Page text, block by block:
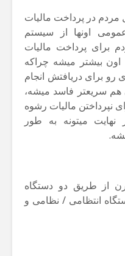
مردم در پرداخت مالیات
اونها از سیستم
برای پرداخت مالیات
اون بیشتر میشه چراکه
برای دریافتش انجام
هم سریعتر فاسد میشه،
نپرداختن مالیات رشوه
میتونه به طور
از طریق دو دستگاه
انتظامی / نظامی و